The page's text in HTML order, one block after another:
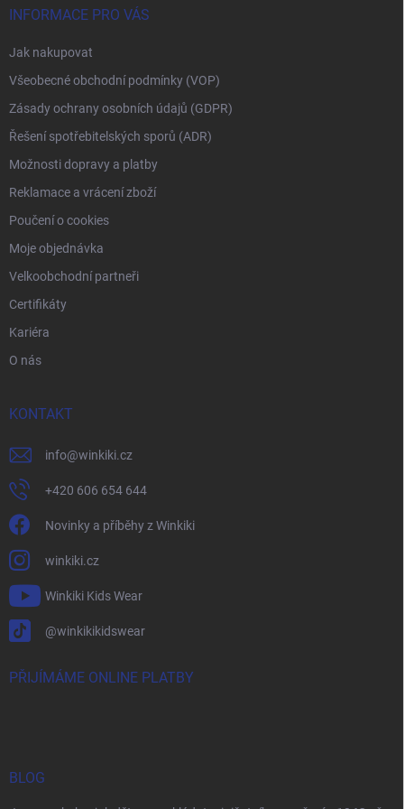
INFORMACE PRO VÁS
Jak nakupovat
Všeobecné obchodní podmínky (VOP)
Zásady ochrany osobních údajů (GDPR)
Řešení spotřebitelských sporů (ADR)
Možnosti dopravy a platby
Reklamace a vrácení zboží
Poučení o cookies
Moje objednávka
Velkoobchodní partneři
Certifikáty
Kariéra
O nás
KONTAKT
info@winkiki.cz
+420 606 654 644
Novinky a příběhy z Winkiki
winkiki.cz
Winkiki Kids Wear
@winkikikidswear
PŘIJÍMÁME ONLINE PLATBY
BLOG